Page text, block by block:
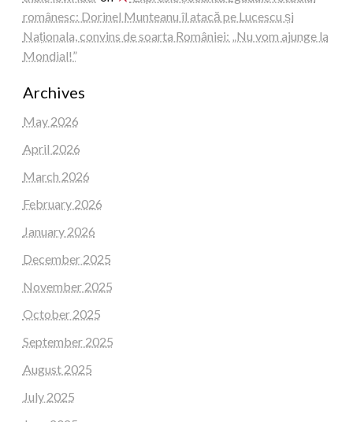
românesc: Dorinel Munteanu îl atacă pe Lucescu și
Naționala, convins de soarta României: „Nu vom ajunge la
Mondial!”
Archives
May 2026
April 2026
March 2026
February 2026
January 2026
December 2025
November 2025
October 2025
September 2025
August 2025
July 2025